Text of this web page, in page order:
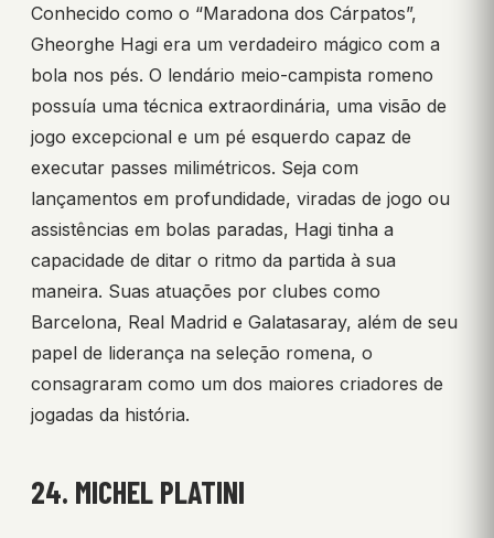
Conhecido como o “Maradona dos Cárpatos”,
Gheorghe Hagi era um verdadeiro mágico com a
bola nos pés. O lendário meio-campista romeno
possuía uma técnica extraordinária, uma visão de
jogo excepcional e um pé esquerdo capaz de
executar passes milimétricos. Seja com
lançamentos em profundidade, viradas de jogo ou
assistências em bolas paradas, Hagi tinha a
capacidade de ditar o ritmo da partida à sua
maneira. Suas atuações por clubes como
Barcelona, Real Madrid e Galatasaray, além de seu
papel de liderança na seleção romena, o
consagraram como um dos maiores criadores de
jogadas da história.
24. MICHEL PLATINI